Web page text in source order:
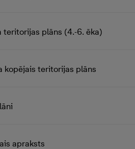
teritorijas plāns (4.-6. ēka)
kopējais teritorijas plāns
apraksts